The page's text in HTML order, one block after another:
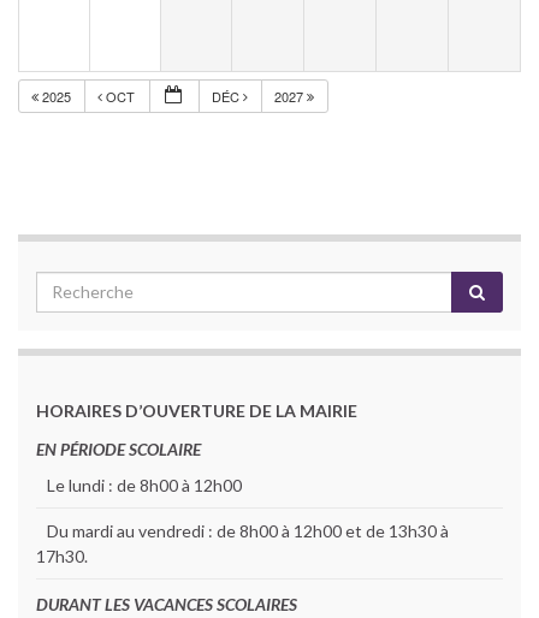
2025 OCT DÉC 2027
HORAIRES D’OUVERTURE DE LA MAIRIE
EN PÉRIODE SCOLAIRE
Le lundi : de 8h00 à 12h00
Du mardi au vendredi : de 8h00 à 12h00 et de 13h30 à
17h30.
DURANT LES VACANCES SCOLAIRES